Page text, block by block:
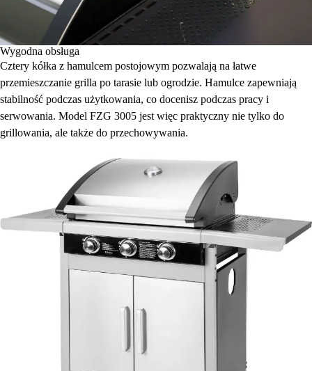
Wygodna obsługa
Cztery kółka z hamulcem postojowym pozwalają na łatwe
przemieszczanie grilla po tarasie lub ogrodzie. Hamulce zapewniają
stabilność podczas użytkowania, co docenisz podczas pracy i
serwowania. Model FZG 3005 jest więc praktyczny nie tylko do
grillowania, ale także do przechowywania.